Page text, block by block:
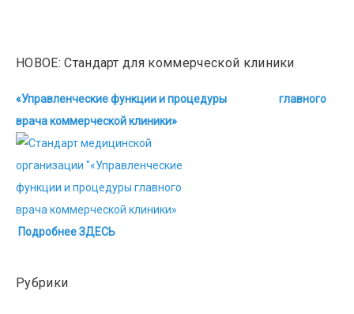
НОВОЕ: Стандарт для коммерческой клиники
«Управленческие функции и процедуры главного
врача коммерческой клиники»
Подробнее ЗДЕСЬ
Рубрики